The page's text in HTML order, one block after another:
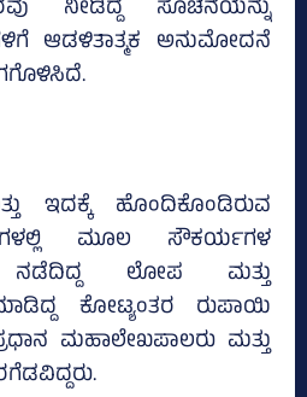
ನೀಡಿದ್ದ ಸೂಚನೆಯನ್ನು
ಆಡಳಿತಾತ್ಮಕ ಅನುಮೋದನೆ
ಇದಕ್ಕೆ ಹೊಂದಿಕೊಂಡಿರುವ
ಮೂಲ ಸೌಕರ್ಯಗಳ
ನಡೆದಿದ್ದ ಲೋಪ ಮತ್ತು
ಕೋಟ್ಯಂತರ ರುಪಾಯಿ
ಮಹಾಲೇಖಪಾಲರು ಮತ್ತು